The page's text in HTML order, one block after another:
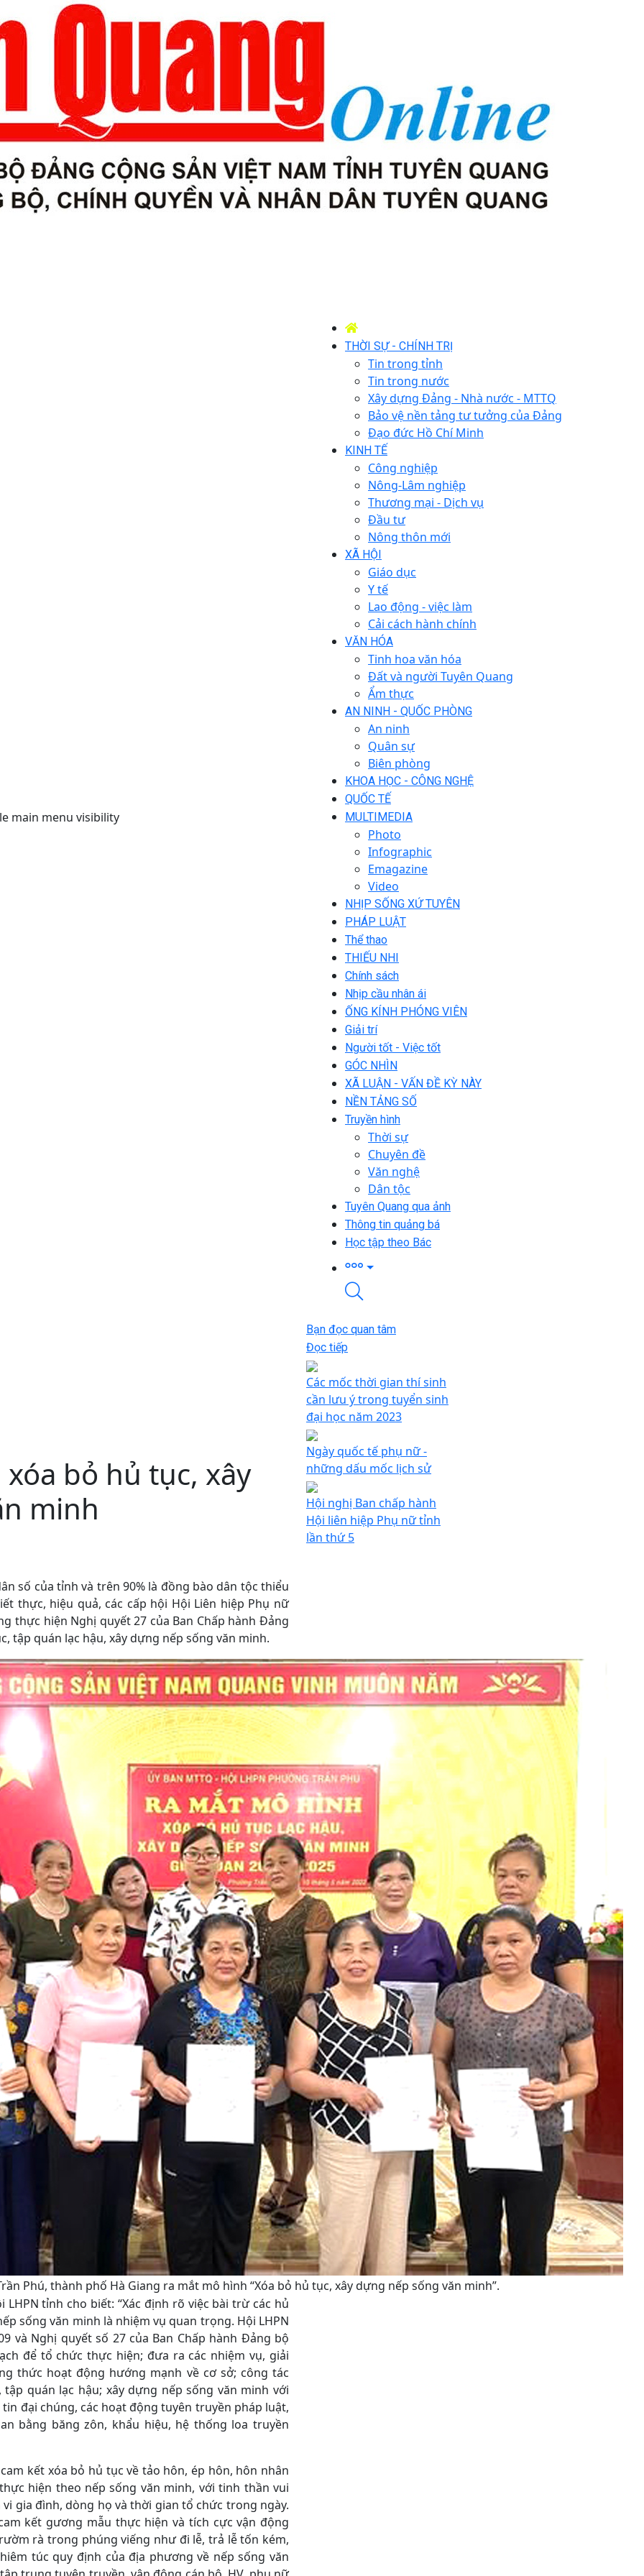
main menu visibility
THỜI SỰ - CHÍNH TRỊ
Tin trong tỉnh
Tin trong nước
Xây dựng Đảng - Nhà nước - MTTQ
Bảo vệ nền tảng tư tưởng của Đảng
Đạo đức Hồ Chí Minh
KINH TẾ
Công nghiệp
Nông-Lâm nghiệp
Thương mại - Dịch vụ
Đầu tư
Nông thôn mới
XÃ HỘI
Giáo dục
Y tế
Lao động - việc làm
Cải cách hành chính
VĂN HÓA
Tinh hoa văn hóa
Đất và người Tuyên Quang
Ẩm thực
AN NINH - QUỐC PHÒNG
An ninh
Quân sự
Biên phòng
KHOA HỌC - CÔNG NGHỆ
QUỐC TẾ
MULTIMEDIA
Photo
Infographic
Emagazine
Video
NHỊP SỐNG XỨ TUYÊN
PHÁP LUẬT
Thể thao
THIẾU NHI
Chính sách
Nhịp cầu nhân ái
ỐNG KÍNH PHÓNG VIÊN
Giải trí
Người tốt - Việc tốt
GÓC NHÌN
XÃ LUẬN - VẤN ĐỀ KỲ NÀY
NỀN TẢNG SỐ
Truyền hình
Thời sự
Chuyên đề
Văn nghệ
Dân tộc
Tuyên Quang qua ảnh
Thông tin quảng bá
Học tập theo Bác
bỏ hủ tục, xây
minh
số của tỉnh và trên 90% là đồng bào dân tộc thiểu
thực, hiệu quả, các cấp hội Hội Liên hiệp Phụ nữ
thực hiện Nghị quyết 27 của Ban Chấp hành Đảng
tập quán lạc hậu, xây dựng nếp sống văn minh.
Phú, thành phố Hà Giang ra mắt mô hình “Xóa bỏ hủ tục, xây dựng nếp sống văn minh”.
tỉnh cho biết: “Xác định rõ việc bài trừ các hủ
sống văn minh là nhiệm vụ quan trọng. Hội LHPN
và Nghị quyết số 27 của Ban Chấp hành Đảng bộ
để tổ chức thực hiện; đưa ra các nhiệm vụ, giải
thức hoạt động hướng mạnh về cơ sở; công tác
quán lạc hậu; xây dựng nếp sống văn minh với
đại chúng, các hoạt động tuyên truyền pháp luật,
bằng băng zôn, khẩu hiệu, hệ thống loa truyền
kết xóa bỏ hủ tục về tảo hôn, ép hôn, hôn nhân
hiện theo nếp sống văn minh, với tinh thần vui
gia đình, dòng họ và thời gian tổ chức trong ngày.
kết gương mẫu thực hiện và tích cực vận động
rà trong phúng viếng như đi lễ, trả lễ tốn kém,
túc quy định của địa phương về nếp sống văn
Bạn đọc quan tâm
Đọc tiếp
Các mốc thời gian thí sinh
cần lưu ý trong tuyển sinh
đại học năm 2023
Ngày quốc tế phụ nữ -
những dấu mốc lịch sử
Hội nghị Ban chấp hành
Hội liên hiệp Phụ nữ tỉnh
lần thứ 5